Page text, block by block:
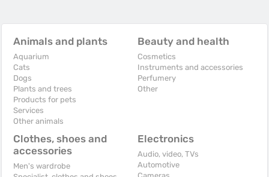
Animals and plants
Aquarium
Cats
Dogs
Plants and trees
Products for pets
Services
Other animals
Beauty and health
Cosmetics
Instruments and accessories
Perfumery
Other
Clothes, shoes and
accessories
Men's wardrobe
Electronics
Audio, video, TVs
Automotive